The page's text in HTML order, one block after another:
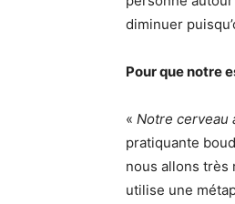
diminuer
Pour que notre
« Notre cerveau
pratiquante
nous allons très
utilise une